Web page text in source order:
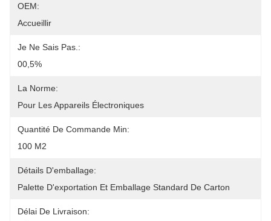
OEM:
Accueillir
Je Ne Sais Pas.:
00,5%
La Norme:
Pour Les Appareils Électroniques
Quantité De Commande Min:
100 M2
Détails D'emballage:
Palette D'exportation Et Emballage Standard De Carton
Délai De Livraison: